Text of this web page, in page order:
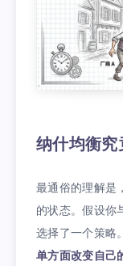
纳什均衡究
最通俗的理解是
的状态。假设你
选择了一个策略
单方面改变自己